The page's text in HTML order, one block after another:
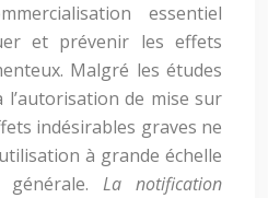
essentiel
et prévenir les effets
Malgré les études
l’autorisation de mise sur
indésirables graves ne
à grande échelle
La notification